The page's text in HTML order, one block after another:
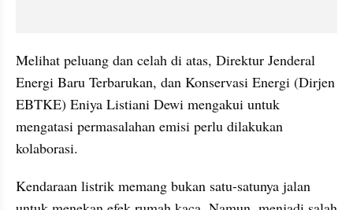
Melihat peluang dan celah di atas, Direktur Jenderal
Energi Baru Terbarukan, dan Konservasi Energi (Dirjen
EBTKE) Eniya Listiani Dewi mengakui untuk
mengatasi permasalahan emisi perlu dilakukan
kolaborasi.
Kendaraan listrik memang bukan satu-satunya jalan